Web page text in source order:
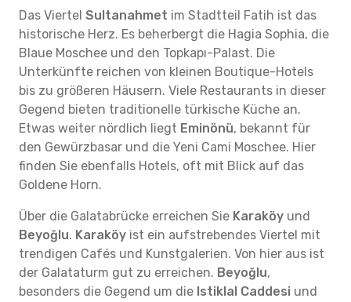
Das Viertel Sultanahmet im Stadtteil Fatih ist das
historische Herz. Es beherbergt die Hagia Sophia, die
Blaue Moschee und den Topkapı-Palast. Die
Unterkünfte reichen von kleinen Boutique-Hotels
bis zu größeren Häusern. Viele Restaurants in dieser
Gegend bieten traditionelle türkische Küche an.
Etwas weiter nördlich liegt Eminönü, bekannt für
den Gewürzbasar und die Yeni Cami Moschee. Hier
finden Sie ebenfalls Hotels, oft mit Blick auf das
Goldene Horn.
Über die Galatabrücke erreichen Sie Karaköy und
Beyoğlu. Karaköy ist ein aufstrebendes Viertel mit
trendigen Cafés und Kunstgalerien. Von hier aus ist
der Galataturm gut zu erreichen. Beyoğlu,
besonders die Gegend um die Istiklal Caddesi und